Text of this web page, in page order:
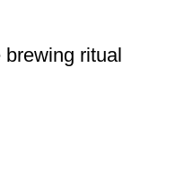
ritual